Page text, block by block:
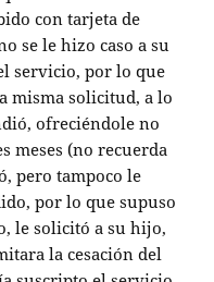
con tarjeta de
se le hizo caso a su
servicio, por lo que
misma solicitud, a lo
ofreciéndole no
meses (no recuerda
pero tampoco le
por lo que supuso
le solicitó a su hijo,
la cesación del